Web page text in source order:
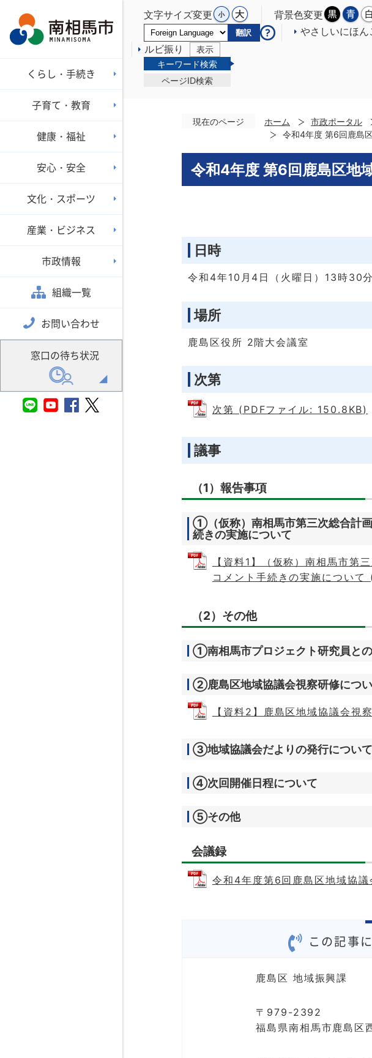
文字サイズ変更 背景色変更
翻訳 やさしいにほん
ルビ振り
表示
キーワード検索
ページID検索
くらし・手続き
子育て・教育
健康・福祉
安心・安全
文化・スポーツ
産業・ビジネス
市政情報
組織一覧
お問い合わせ
窓口の待ち状況
現在のページ ホーム 市政ポータル
令和4年度 第6回鹿島
令和4年度 第6回鹿島区地
日時
令和4年10月4日（火曜日）13時30
場所
鹿島区役所 2階大会議室
次第
次第 (PDFファイル: 150.8KB)
議事
（1）報告事項
①（仮称）南相馬市第三次総合計
続きの実施について
【資料1】（仮称）南相馬市第
コメント手続きの実施につい
（2）その他
①南相馬市プロジェクト研究員と
②鹿島区地域協議会視察研修につ
【資料2】鹿島区地域協議会
③地域協議会だよりの発行について
④次回開催日程について
⑤その他
会議録
令和4年度第6回鹿島区地域協
この記事
鹿島区 地域振興課
〒979-2392
福島県南相馬市鹿島区